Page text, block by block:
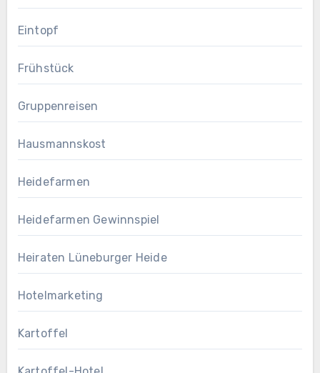
Eintopf
Frühstück
Gruppenreisen
Hausmannskost
Heidefarmen
Heidefarmen Gewinnspiel
Heiraten Lüneburger Heide
Hotelmarketing
Kartoffel